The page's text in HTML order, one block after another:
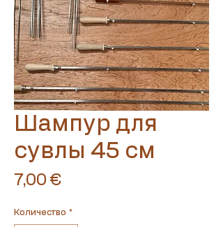
Шампур для
сувлы 45 см
7,00 €
Количество *
Translate
US English
FRFrench